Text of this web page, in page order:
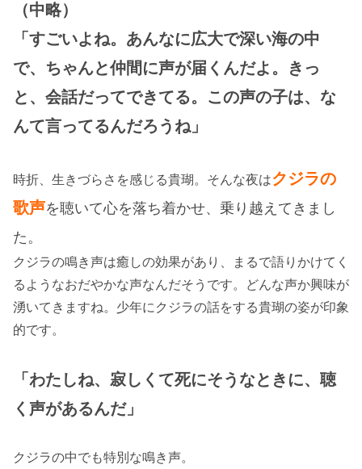
（中略）
「すごいよね。あんなに広大で深い海の中
で、ちゃんと仲間に声が届くんだよ。きっ
と、会話だってできてる。この声の子は、な
んて言ってるんだろうね」
時折、生きづらさを感じる貴瑚。そんな夜はクジラの
歌声を聴いて心を落ち着かせ、乗り越えてきまし
た。
クジラの鳴き声は癒しの効果があり、まるで語りかけてく
るようなおだやかな声なんだそうです。どんな声か興味が
湧いてきますね。少年にクジラの話をする貴瑚の姿が印象
的です。
「わたしね、寂しくて死にそうなときに、聴
く声があるんだ」
クジラの中でも特別な鳴き声。